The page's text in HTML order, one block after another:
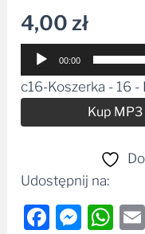
4,00zł
Odtwarzacz
plików
dźwiękowych
00:00
c16-Koszerka - 16 -
Kup MP3
Udostępnij na: